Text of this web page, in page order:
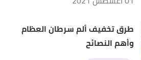
طرق تخفيف ألم سرطان العظام
وأهم النصائح